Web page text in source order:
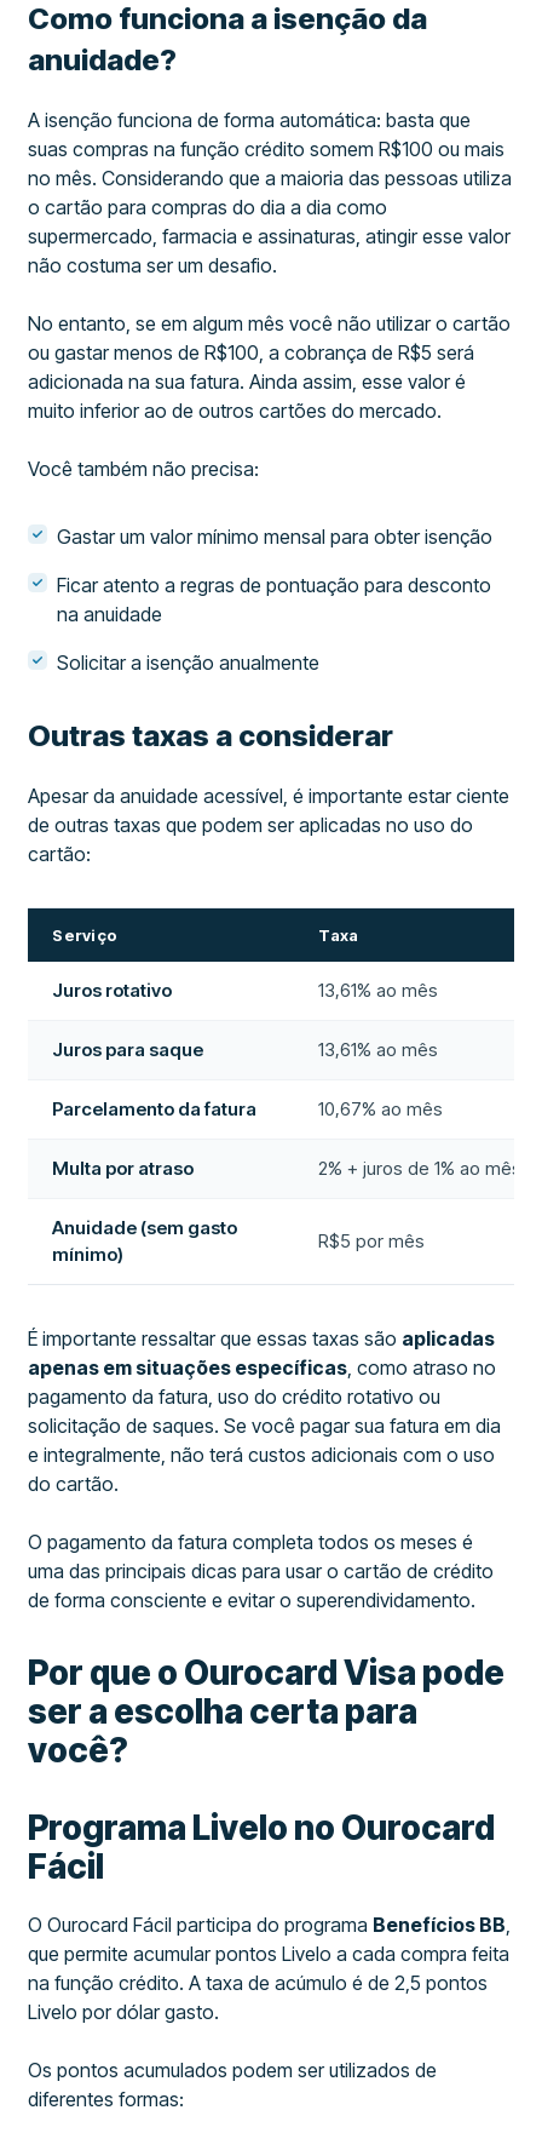
Como funciona a isenção da
anuidade?
A isenção funciona de forma automática: basta que
suas compras na função crédito somem R$100 ou mais
no mês. Considerando que a maioria das pessoas utiliza
o cartão para compras do dia a dia como
supermercado, farmacia e assinaturas, atingir esse valor
não costuma ser um desafio.
No entanto, se em algum mês você não utilizar o cartão
ou gastar menos de R$100, a cobrança de R$5 será
adicionada na sua fatura. Ainda assim, esse valor é
muito inferior ao de outros cartões do mercado.
Você também não precisa:
Gastar um valor mínimo mensal para obter isenção
Ficar atento a regras de pontuação para desconto
na anuidade
Solicitar a isenção anualmente
Outras taxas a considerar
Apesar da anuidade acessível, é importante estar ciente
de outras taxas que podem ser aplicadas no uso do
cartão:
Serviço Taxa
Juros rotativo 13,61% ao mês
Juros para saque 13,61% ao mês
Parcelamento da fatura 10,67% ao mês
Multa por atraso 2% + juros de 1% ao mês
Anuidade (sem gasto
mínimo)
R$5 por mês
É importante ressaltar que essas taxas são aplicadas
apenas em situações específicas, como atraso no
pagamento da fatura, uso do crédito rotativo ou
solicitação de saques. Se você pagar sua fatura em dia
e integralmente, não terá custos adicionais com o uso
do cartão.
O pagamento da fatura completa todos os meses é
uma das principais dicas para usar o cartão de crédito
de forma consciente e evitar o superendividamento.
Por que o Ourocard Visa pode
ser a escolha certa para
você?
Programa Livelo no Ourocard
Fácil
O Ourocard Fácil participa do programa Benefícios BB,
que permite acumular pontos Livelo a cada compra feita
na função crédito. A taxa de acúmulo é de 2,5 pontos
Livelo por dólar gasto.
Os pontos acumulados podem ser utilizados de
diferentes formas: